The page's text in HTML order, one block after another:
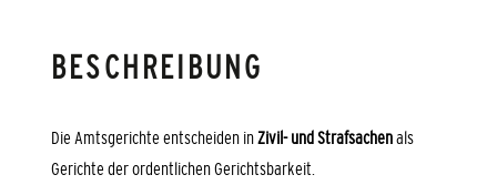
BESCHREIBUNG
Die Amtsgerichte entscheiden inZivil- und Strafsachenals
Gerichte der ordentlichen Gerichtsbarkeit.